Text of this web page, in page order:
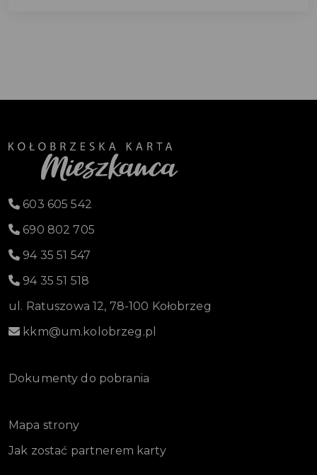
603 605 542
690 802 705
94 35 51 547
94 35 51 518
ul. Ratuszowa 12, 78-100 Kołobrzeg
kkm@um.kolobrzeg.pl
Dokumenty do pobrania
Mapa strony
Jak zostać partnerem karty